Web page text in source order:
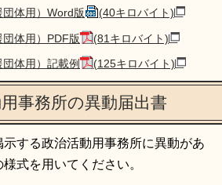
体用）Word版 (40キロバイト)
体用）PDF版 (81キロバイト)
体用）記載例 (125キロバイト)
用事務所の異動届出書
する政治活動用事務所に異動があ
式を用いてください。